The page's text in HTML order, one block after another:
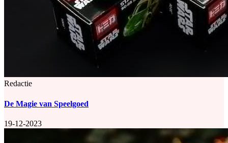
Redactie
De Magie van Speelgoed
19-12-2023